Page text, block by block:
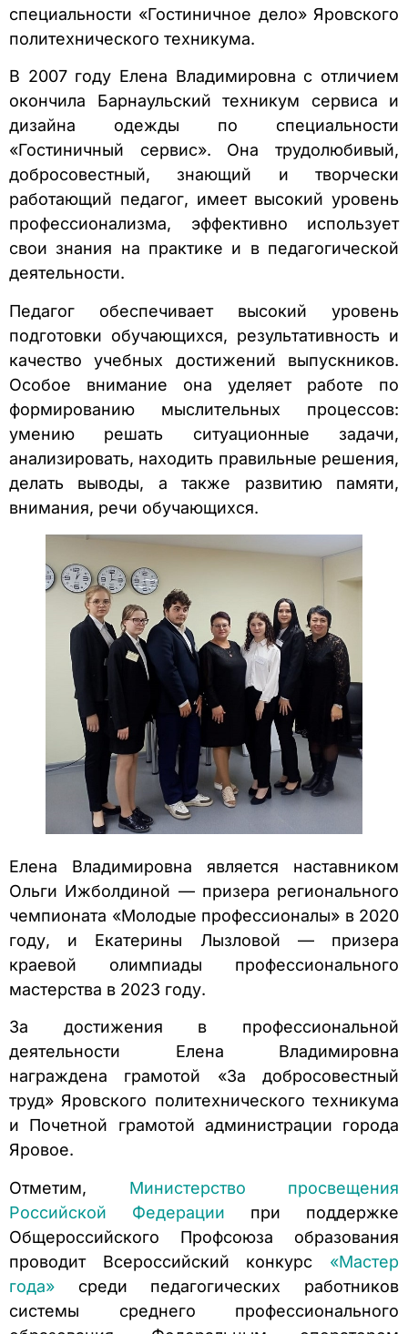
специальности «Гостиничное дело» Яровского
политехнического техникума.
В 2007 году Елена Владимировна с отличием
окончила Барнаульский техникум сервиса и
дизайна одежды по специальности
«Гостиничный сервис». Она трудолюбивый,
добросовестный, знающий и творчески
работающий педагог, имеет высокий уровень
профессионализма, эффективно использует
свои знания на практике и в педагогической
деятельности.
Педагог обеспечивает высокий уровень
подготовки обучающихся, результативность и
качество учебных достижений выпускников.
Особое внимание она уделяет работе по
формированию мыслительных процессов:
умению решать ситуационные задачи,
анализировать, находить правильные решения,
делать выводы, а также развитию памяти,
внимания, речи обучающихся.
Елена Владимировна является наставником
Ольги Ижболдиной — призера регионального
чемпионата «Молодые профессионалы» в 2020
году, и Екатерины Лызловой — призера
краевой олимпиады профессионального
мастерства в 2023 году.
За достижения в профессиональной
деятельности Елена Владимировна
награждена грамотой «За добросовестный
труд» Яровского политехнического техникума
и Почетной грамотой администрации города
Яровое.
Отметим, Министерство просвещения
Российской Федерации при поддержке
Общероссийского Профсоюза образования
проводит Всероссийский конкурс «Мастер
года» среди педагогических работников
системы среднего профессионального